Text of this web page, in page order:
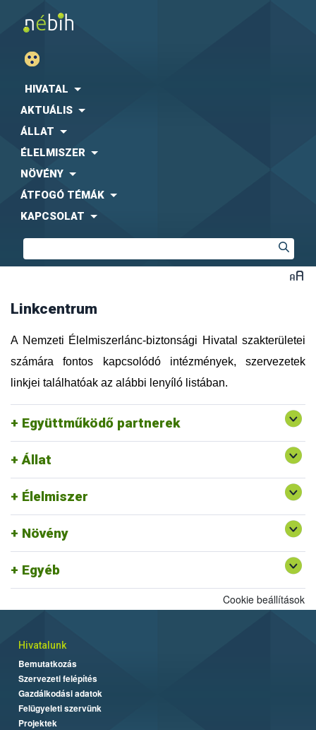
HIVATAL
AKTUÁLIS
ÁLLAT
ÉLELMISZER
NÖVÉNY
ÁTFOGÓ TÉMÁK
KAPCSOLAT
Linkcentrum
A Nemzeti Élelmiszerlánc-biztonsági Hivatal szakterületei
számára fontos kapcsolódó intézmények, szervezetek
linkjei találhatóak az alábbi lenyíló listában.
Együttműködő partnerek
Agrárgazdasági Kutató Intézet (AKI)
(FEOSZ)
Közbeszerzési Hatóság (KH)
Központi Statisztikai Hivatal (KSH)
Magyar Díszkertészek Szövetsége
Magyar Ebtartók Országos Egyesülete (MEBO)
Magyar Máltai Szeretetszolgálat
Magyar Utazási Irodák Szövetsége (MUISZ)
Nemzeti Közszolgálati Egyetem (NKE)
Intézet (OGYÉI)
Szellemi Tulajdon Nemzeti Hivatala (SZTNH)
Táplálkozás, Életmód és Testmozgás Platform
Egyesület (TÉT Platform)
Vám, Jövedéki és Adóügyi Szolgáltatók Szövetsége
(VJASZSZ)
Állat
Élelmiszer
Növény
Egyéb
Rendszerszervezési és Felügyeleti
Igazgatóság ajánlott linkjei
Egységes Nyilvántartási és Azonosítási Rendszer
Felszín Alatti Vizekért Alapítvány
Kölcsönös Megfeleltetés honlap
Cookie beállítások
Hivatalunk
Bemutatkozás
Szervezeti felépítés
Gazdálkodási adatok
Felügyeleti szervünk
Projektek